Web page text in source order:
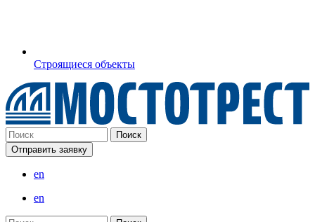
Строящиеся объекты
Отправить заявку
en
en